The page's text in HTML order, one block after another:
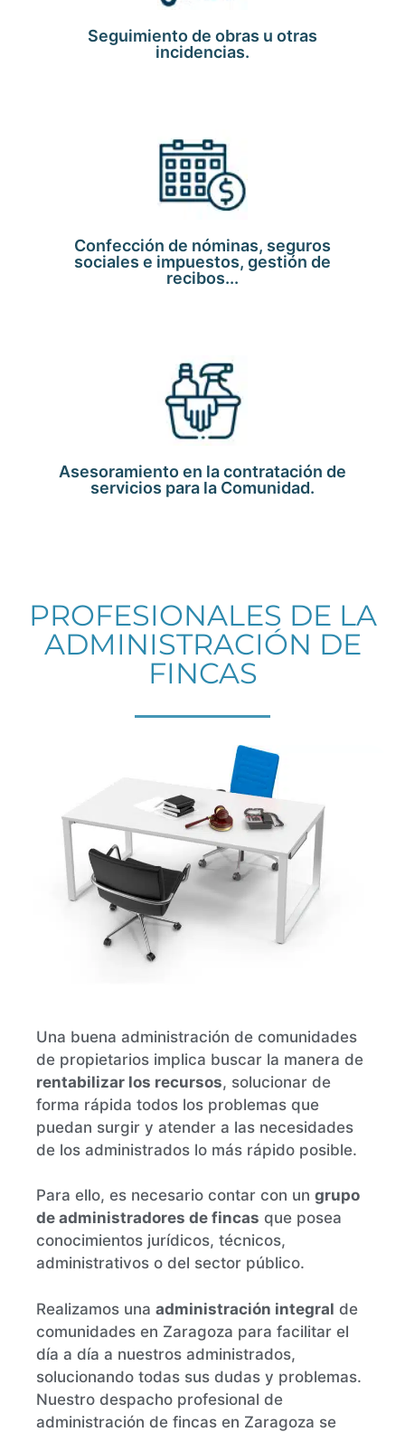
Seguimiento de obras u otras
incidencias.
Confección de nóminas, seguros
sociales e impuestos, gestión de
recibos...
Asesoramiento en la contratación de
servicios para la Comunidad.
PROFESIONALES DE LA
ADMINISTRACIÓN DE
FINCAS
Una buena administración de comunidades
de propietarios implica buscar la manera de
rentabilizar los recursos, solucionar de
forma rápida todos los problemas que
puedan surgir y atender a las necesidades
de los administrados lo más rápido posible.
Para ello, es necesario contar con ungrupo
de administradores de fincas que posea
conocimientos jurídicos, técnicos,
administrativos o del sector público.
Realizamos unaadministración integral de
comunidades en Zaragoza para facilitar el
día a día a nuestros administrados,
solucionando todas sus dudas y problemas.
Nuestro despacho profesional de
administración de fincas en Zaragoza se